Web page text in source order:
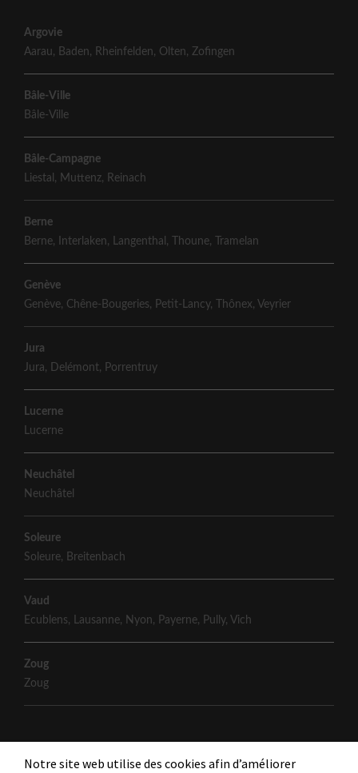
Argovie
Aarau, Baden, Rheinfelden, Olten,Zofingen
Bâle-Ville
Bâle-Ville
Bâle-Campagne
Liestal , Muttenz, Reinach
Berne
Berne, Interlaken, Langenthal , Thoune, Tramelan
Genève
Genève, Chêne-Bougeries, Petit-Lancy, Thônex, Veyrier
Jura
Jura, Delémont, Porrentruy
Lucerne
Lucerne
Neuchâtel
Neuchâtel
Soleure
Soleure, Breitenbach
Vaud
Ecublens, Lausanne, Nyon, Payerne, Pully, Vich
Zoug
Zoug
Notre site web utilise des cookies afin d’améliorer